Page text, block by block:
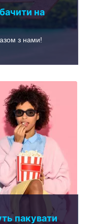
на
з нами!
пакувати